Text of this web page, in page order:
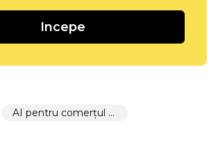
Incepe
AI pentru comerțul electronic